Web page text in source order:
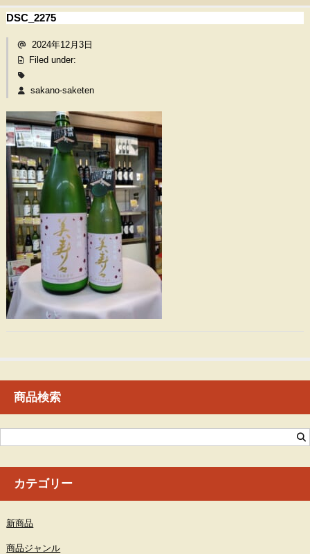
DSC_2275
2024年12月3日
Filed under:
sakano-saketen
商品検索
カテゴリー
新商品
商品ジャンル